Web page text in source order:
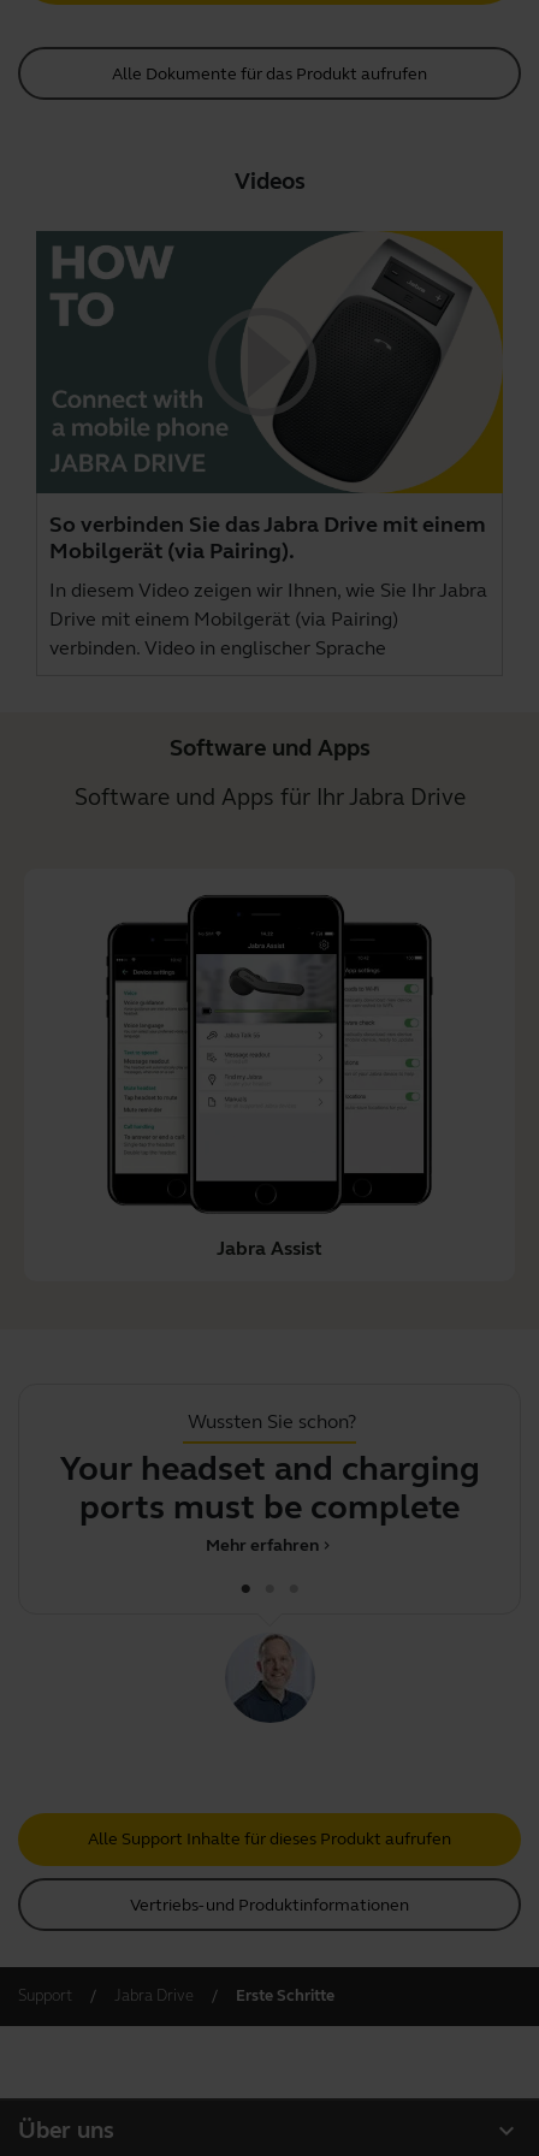
Alle Dokumente für das Produkt aufrufen
Videos
So verbinden Sie das Jabra Drive mit einem
Mobilgerät (via Pairing).
In diesem Video zeigen wir Ihnen, wie Sie Ihr Jabra
Drive mit einem Mobilgerät (via Pairing)
verbinden. Video in englischer Sprache
Software und Apps
Software und Apps für Ihr Jabra Drive
Jabra Assist
Wussten Sie schon?
Your headset and charging
ports must be completely dr
chevron_right
Mehr erfahren
Alle Support Inhalte für dieses Produkt aufrufen
Vertriebs- und Produktinformationen
Support Jabra Drive Erste Schritte
expand_more
Über uns